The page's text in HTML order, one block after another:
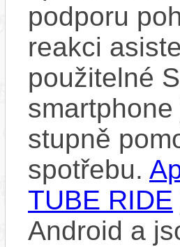
podporu
reakci
použitelné
stupně
spotřebu.
TUBE RIDE
Android a